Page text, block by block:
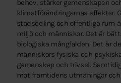
behov, stärker gemenskapen
klimatförändringarnas effekter.
stadsodling och offentliga rum
miljö och människor. Det är
biologiska mångfalden. Det är
människors fysiska och
gemenskap och trivsel.
mot framtidens utmaningar